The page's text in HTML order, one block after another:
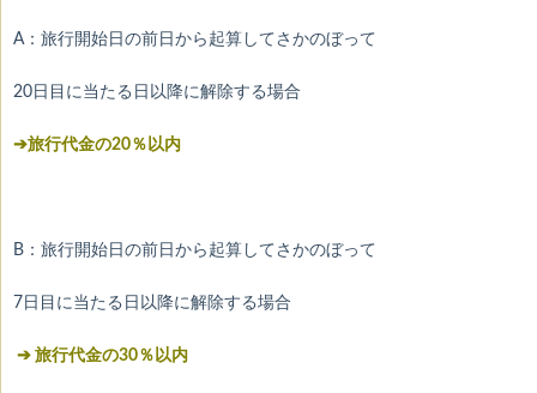
A：旅行開始日の前日から起算してさかのぼって
20日目に当たる日以降に解除する場合
➔旅行代金の20％以内
B：旅行開始日の前日から起算してさかのぼって
7日目に当たる日以降に解除する場合
➔ 旅行代金の30％以内